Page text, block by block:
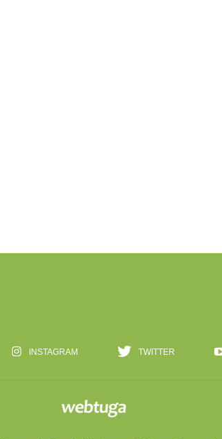
INSTAGRAM TWITTER